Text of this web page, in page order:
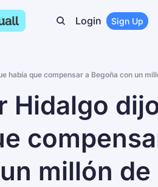
Login Sign Up
había que compensar a Begoña con un
Hidalgo
millón de